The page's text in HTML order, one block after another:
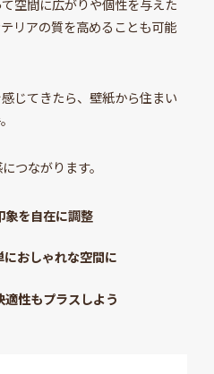
空間に広がりや個性を与えた
リアの質を高めることも可能
じてきたら、壁紙から住まい
つながります。
象を自在に調整
おしゃれな空間に
性もプラスしよう